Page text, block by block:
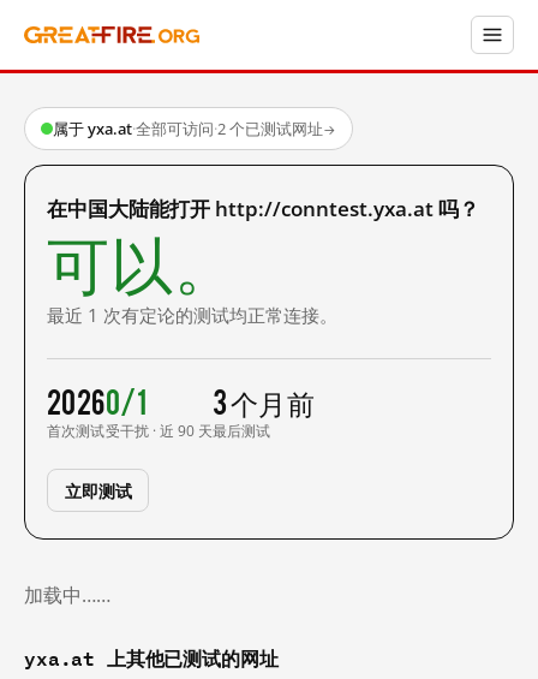
属于 yxa.at·全部可访问·2 个已测试网址→
在中国大陆能打开 http://conntest.yxa.at 吗？
可以。
最近 1 次有定论的测试均正常连接。
2026
首次测试
0/1
受干扰 · 近 90 天
3 个月前
最后测试
立即测试
加载中……
yxa.at 上其他已测试的网址